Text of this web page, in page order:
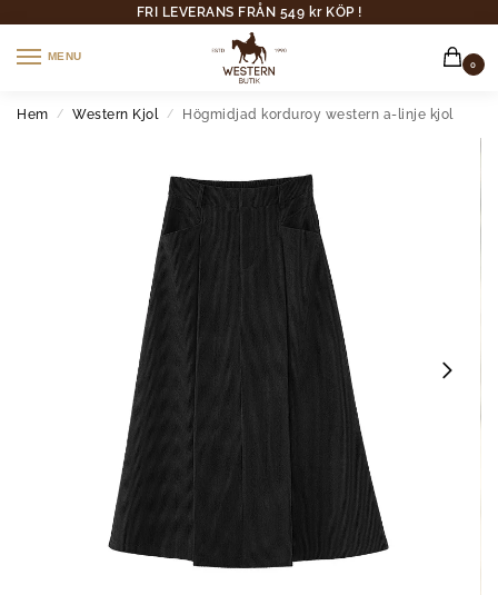
FRI LEVERANS FRÅN 549 kr KÖP !
MENU
0
Hem / Western Kjol / Högmidjad korduroy western a-linje kjol